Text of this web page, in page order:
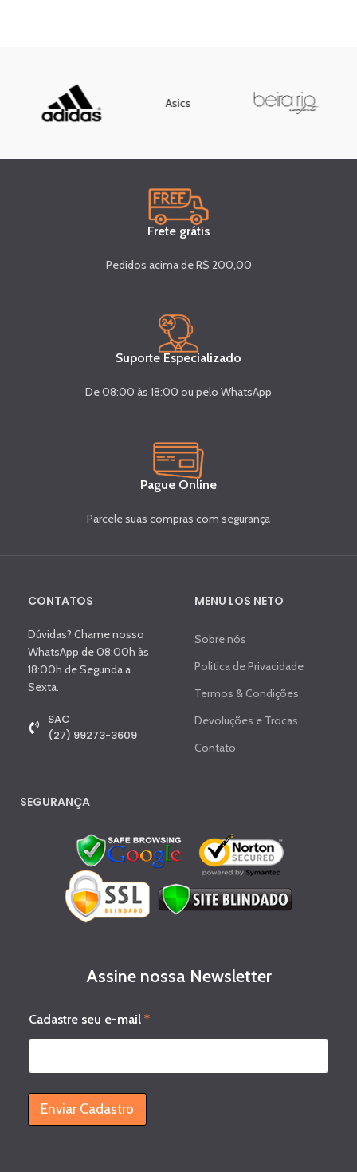
Asics
Frete grátis
Pedidos acima de R$ 200,00
Suporte Especializado
De 08:00 às 18:00 ou pelo WhatsApp
Pague Online
Parcele suas compras com segurança
CONTATOS
Dúvidas? Chame nosso
WhatsApp de 08:00h às
18:00h de Segunda a
Sexta.
SAC
(27) 99273-3609
MENU LOS NETO
Sobre nós
Politica de Privacidade
Termos & Condições
Devoluções e Trocas
Contato
SEGURANÇA
Assine nossa Newsletter
a
d
s
r
C
Cadastre seu e-mail*
Enviar Cadastro